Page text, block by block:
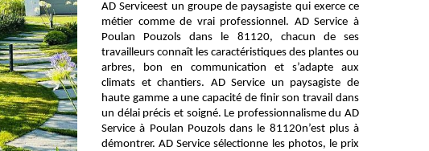
AD Serviceest un groupe de paysagiste qui exerce ce
métier comme de vrai professionnel. AD Service à
Poulan Pouzols dans le 81120, chacun de ses
travailleurs connaît les caractéristiques des plantes ou
arbres, bon en communication et s’adapte aux
climats et chantiers. AD Service un paysagiste de
haute gamme a une capacité de finir son travail dans
un délai précis et soigné. Le professionnalisme du AD
Service à Poulan Pouzols dans le 81120n’est plus à
démontrer. AD Service sélectionne les photos, le prix